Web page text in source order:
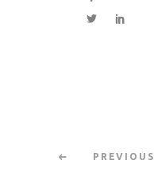
PREVIOUS